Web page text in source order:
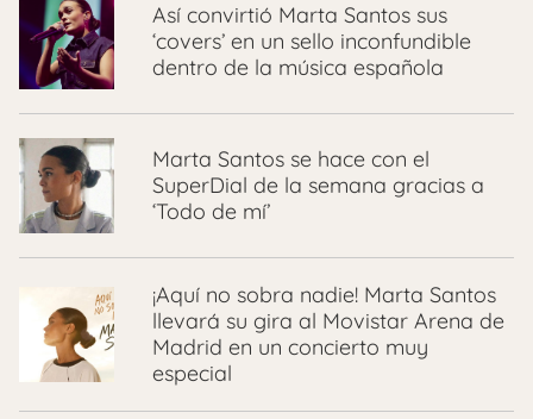
Así convirtió Marta Santos sus
‘covers’ en un sello inconfundible
dentro de la música española
Marta Santos se hace con el
SuperDial de la semana gracias a
‘Todo de mí’
¡Aquí no sobra nadie! Marta Santos
llevará su gira al Movistar Arena de
Madrid en un concierto muy
especial